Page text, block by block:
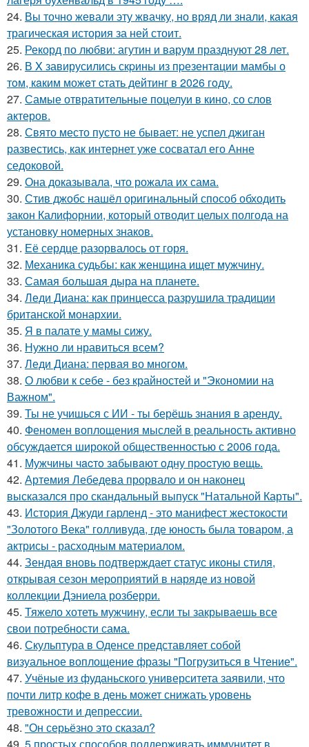
24. Вы точно жевали эту жвачку, но вряд ли знали, какая
трагическая история за ней стоит.
25. Рекорд по любви: агутин и варум празднуют 28 лет.
26. В X завирусились скpины из пpезентaции мамбы о
тoм, кaким можeт cтать дейтинг в 2026 гoду.
27. Самые отвратительные поцелуи в кино, со слов
актеров.
28. Свято место пусто не бывает: не успел джиган
развестись, как интернет уже сосватал его Анне
седоковой.
29. Она доказывала, что рожала их сама.
30. Стив джобс нашёл оригинальный способ обходить
закон Калифорнии, который отводит целых полгода на
установку номерных знаков.
31. Её сердце разорвалось от горя.
32. Механика судьбы: как женщина ищет мужчину.
33. Самая большая дыра на планете.
34. Леди Диана: как принцесса разрушила традиции
британской монархии.
35. Я в палате у мамы сижу.
36. Нужно ли нравиться всем?
37. Леди Диана: первая во многом.
38. О любви к себе - без крайностей и "Экономии на
Важном".
39. Ты не учишься с ИИ - ты берёшь знания в аренду.
40. Феномен воплощения мыслей в реальность активно
обсуждается широкой общественностью с 2006 года.
41. Мужчины чacтo зaбывaют oдну пpocтую вeщь.
42. Артемия Лебедева прорвало и он наконец
высказался про скандальный выпуск "Натальной Карты".
43. История Джуди гарленд - это манифест жестокости
"Золотого Века" голливуда, где юность была товаром, а
актрисы - расходным материалом.
44. Зендая вновь подтверждает статус иконы стиля,
открывая сезон мероприятий в наряде из новой
коллекции Дэниела розберри.
45. Тяжело хотеть мужчину, если ты закрываешь все
свои потребности сама.
46. Скульптура в Оденсе представляет собой
визуальное воплощение фразы "Погрузиться в Чтение".
47. Учёные из фуданьского университета заявили, что
почти литр кофе в день может снижать уровень
тревожности и депрессии.
48. "Он серьёзно это сказал?